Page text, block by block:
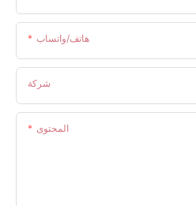
هاتف/واتساب
شركة
المحتوى